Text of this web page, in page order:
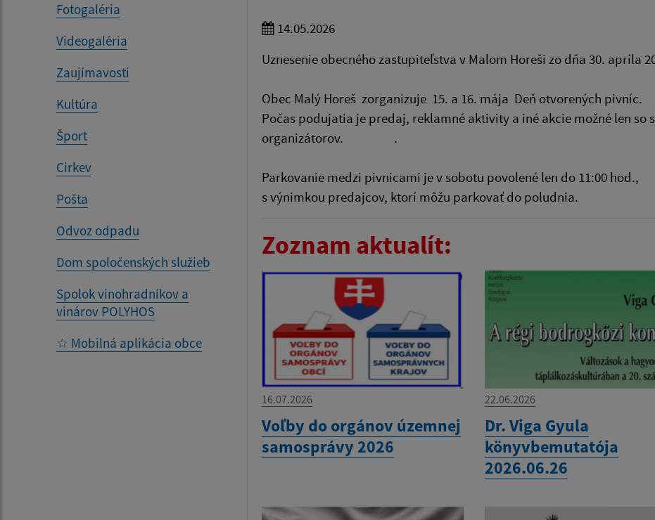
Fotogaléria
Videogaléria
Zaujímavosti
Kultúra
Šport
Cirkev
Pošta
Odvoz odpadu
Dom spoločenských služieb
Spolok vinohradníkov a
vinárov POLYHOS
☆ Mobilná aplikácia obce
14.05.2026
Uznesenie obecného zastupiteľstva v Malom Horeši zo dňa 30. apríla
Obec Malý Horeš zorganizuje 15. a 16. mája Deň otvorených pivníc.
Počas podujatia je predaj, reklamné aktivity a iné akcie možné len so
organizátorov. .
Parkovanie medzi pivnicami je v sobotu povolené len do 11:00 hod.,
s výnimkou predajcov, ktorí môžu parkovať do poludnia.
Zoznam aktualít:
16.07.2026
Voľby do orgánov územnej
samosprávy 2026
22.06.2026
Dr. Viga Gyula
könyvbemutatója
2026.06.26